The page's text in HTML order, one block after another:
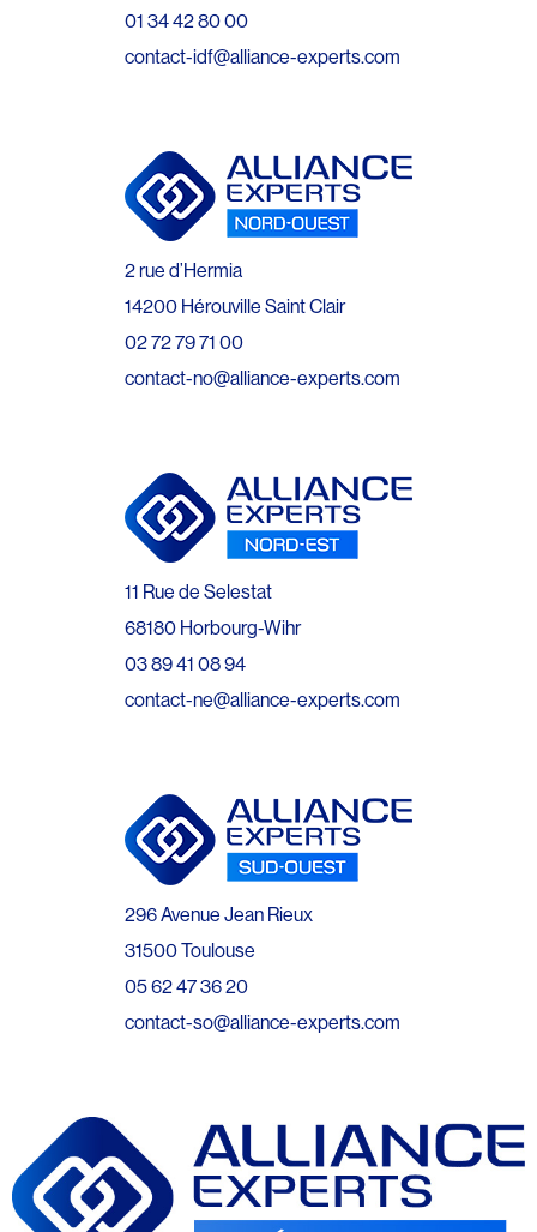
01 34 42 80 00
contact-idf@alliance-experts.com
2 rue d’Hermia
14200 Hérouville Saint Clair
02 72 79 71 00
contact-no@alliance-experts.com
11 Rue de Selestat
68180 Horbourg-Wihr
03 89 41 08 94
contact-ne@alliance-experts.com
296 Avenue Jean Rieux
31500 Toulouse
05 62 47 36 20
contact-so@alliance-experts.com